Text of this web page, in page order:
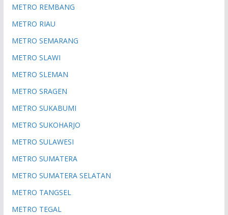
METRO REMBANG
METRO RIAU
METRO SEMARANG
METRO SLAWI
METRO SLEMAN
METRO SRAGEN
METRO SUKABUMI
METRO SUKOHARJO
METRO SULAWESI
METRO SUMATERA
METRO SUMATERA SELATAN
METRO TANGSEL
METRO TEGAL